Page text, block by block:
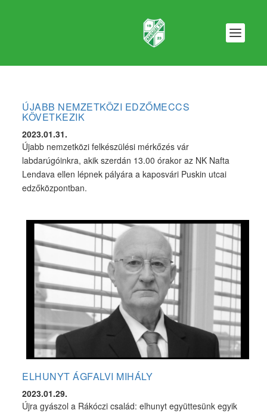
ÚJABB NEMZETKÖZI EDZŐMECCS
KÖVETKEZIK
2023.01.31.
Újabb nemzetközi felkészülési mérkőzés vár
labdarúgóinkra, akik szerdán 13.00 órakor az NK Nafta
Lendava ellen lépnek pályára a kaposvári Puskin utcai
edzőközpontban.
ELHUNYT ÁGFALVI MIHÁLY
2023.01.29.
Újra gyászol a Rákóczi család: elhunyt együttesünk egyik